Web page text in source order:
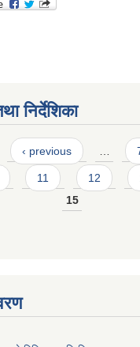
निर्देशिका
‹ previous …
11 12
15